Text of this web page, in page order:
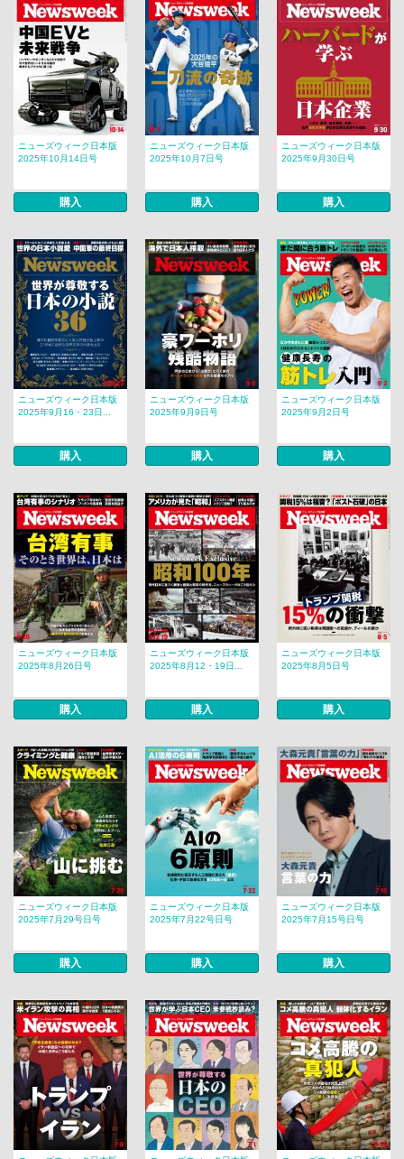
ニューズウィーク日本版
2025年10月14日号
購入
ニューズウィーク日本版
2025年10月7日号
購入
ニューズウィーク日本版
2025年9月30日号
購入
ニューズウィーク日本版
2025年9月16・23日...
購入
ニューズウィーク日本版
2025年9月9日号
購入
ニューズウィーク日本版
2025年9月2日号
購入
ニューズウィーク日本版
2025年8月26日号
購入
ニューズウィーク日本版
2025年8月12・19日...
購入
ニューズウィーク日本版
2025年8月5日号
購入
ニューズウィーク日本版
2025年7月29号日号
購入
ニューズウィーク日本版
2025年7月22号日号
購入
ニューズウィーク日本版
2025年7月15号日号
購入